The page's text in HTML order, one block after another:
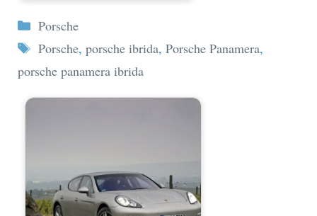
Categorie
Porsche
Tag
Porsche, porsche ibrida, Porsche Panamera,
porsche panamera ibrida